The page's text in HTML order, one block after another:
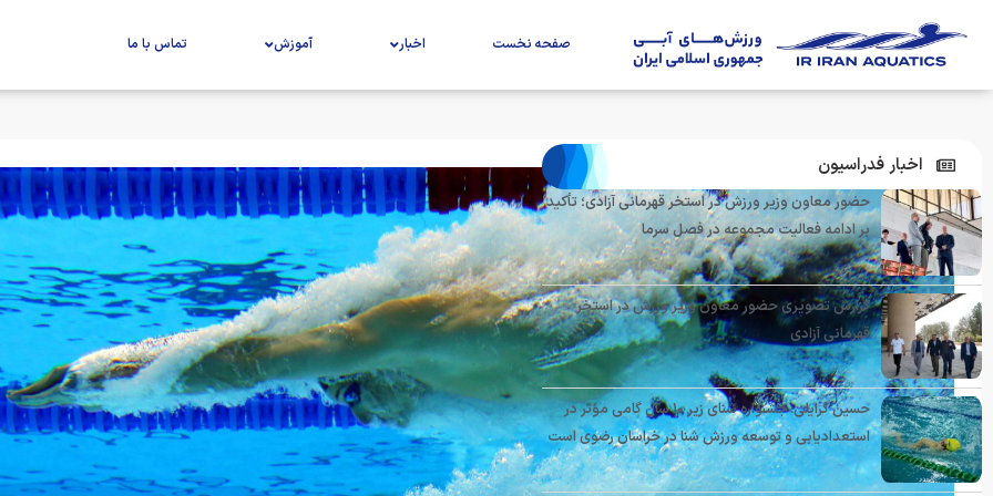
صفحه نخست اخبار آموزش تماس با ما
اخبار فدراسیون
حضور معاون وزیر ورزش در استخر قهرمانی آزادی؛ تأکید
بر ادامه فعالیت مجموعه در فصل سرما
گزارش تصویری حضور معاون وزیر ورزش در استخر
قهرمانی آزادی
حسین گرایلی: جشنواره شنای زیر ۱۰ سال گامی مؤثر در
استعدادیابی و توسعه ورزش شنا در خراسان رضوی است